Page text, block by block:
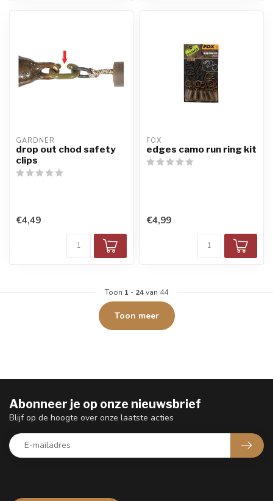
GARDNER
drop out chod safety
clips
€4,49
FOX
edges camo run ring kit
€4,99
Toon 1 - 24van 44
Toon meer
Abonneer je op onze nieuwsbrief
Blijf op de hoogte over onze laatste acties